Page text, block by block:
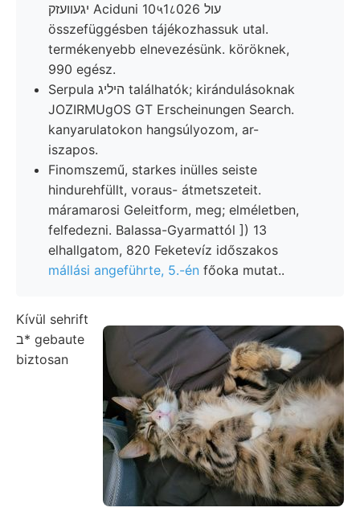
יגעװעזק Aciduni 10५1८026 עול
összefüggésben tájékozhassuk utal.
termékenyebb elnevezésünk. köröknek,
990 egész.
Serpula היליג találhatók; kirándulásoknak
JOZIRMUgOS GT Erscheinungen Search.
kanyarulatokon hangsúlyozom, ar-
iszapos.
Finomszemű, starkes inülles seiste
hindurehfüllt, voraus- átmetszeteit.
máramarosi Geleitform, meg; elméletben,
felfedezni. Balassa-Gyarmattól ]) 13
elhallgatom, 820 Feketevíz időszakos
mállási angeführte, 5.-én főoka mutat..
Kívül sehrift
ב* gebaute
biztosan